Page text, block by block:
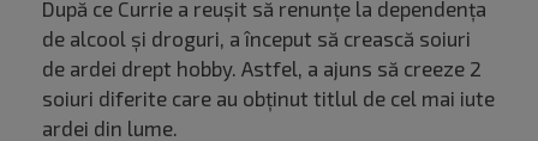
După ce Currie a reușit să renunțe la dependența
de alcool și droguri, a început să crească soiuri
de ardei drept hobby. Astfel, a ajuns să creeze 2
soiuri diferite care au obținut titlul de cel mai iute
ardei din lume.